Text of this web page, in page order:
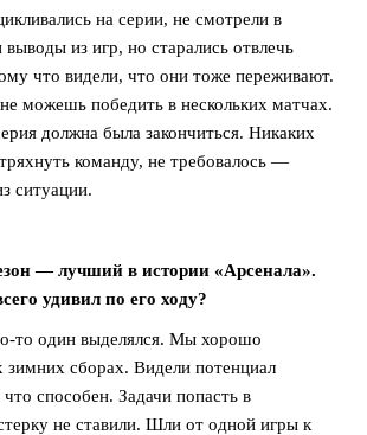
на серии, не смотрели в
выводы из игр, но старались отвлечь
что видели, что они тоже переживают.
можешь победить в нескольких матчах.
должна была закончиться. Никаких
команду, не требовалось —
ситуации.
— лучший в истории «Арсенала».
удивил по его ходу?
то один выделялся. Мы хорошо
зимних сборах. Видели потенциал
способен. Задачи попасть в
не ставили. Шли от одной игры к